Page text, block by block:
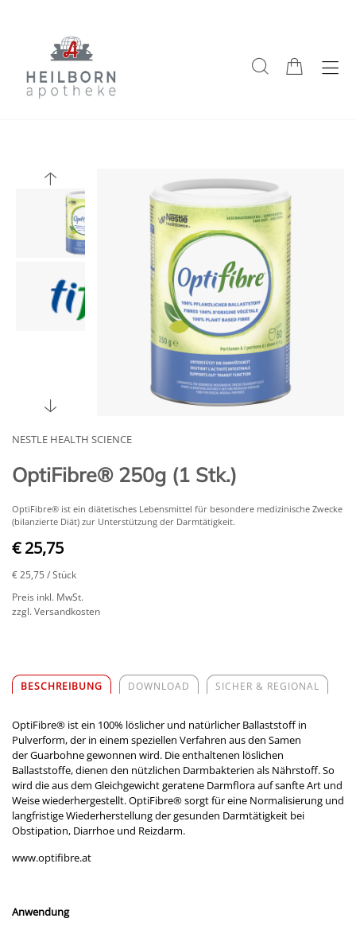
NESTLE HEALTH SCIENCE
OptiFibre® 250g (1 Stk.)
OptiFibre® ist ein diätetisches Lebensmittel für besondere medizinische Zwecke
(bilanzierte Diät) zur Unterstützung der Darmtätigkeit.
€ 25,75
€ 25,75 / Stück
Preis inkl. MwSt.
zzgl. Versandkosten
BESCHREIBUNG DOWNLOAD SICHER & REGIONAL
OptiFibre® ist ein 100% löslicher und natürlicher Ballaststoff in
Pulverform, der in einem speziellen Verfahren aus den Samen
der Guarbohne gewonnen wird. Die enthaltenen löslichen
Ballaststoffe, dienen den nützlichen Darmbakterien als Nährstoff. So
wird die aus dem Gleichgewicht geratene Darmflora auf sanfte Art und
Weise wiederhergestellt. OptiFibre® sorgt für eine Normalisierung und
langfristige Wiederherstellung der gesunden Darmtätigkeit bei
Obstipation, Diarrhoe und Reizdarm.
www.optifibre.at
Anwendung